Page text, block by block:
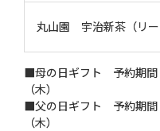
丸山園 宇治新茶（リー
■母の日ギフト 予約期間
（木）
■父の日ギフト 予約期間
（木）